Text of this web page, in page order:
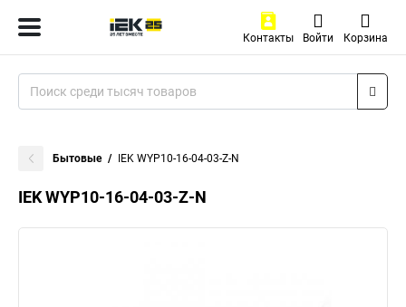
Контакты Войти Корзина
Бытовые IEK WYP10-16-04-03-Z-N
IEK WYP10-16-04-03-Z-N